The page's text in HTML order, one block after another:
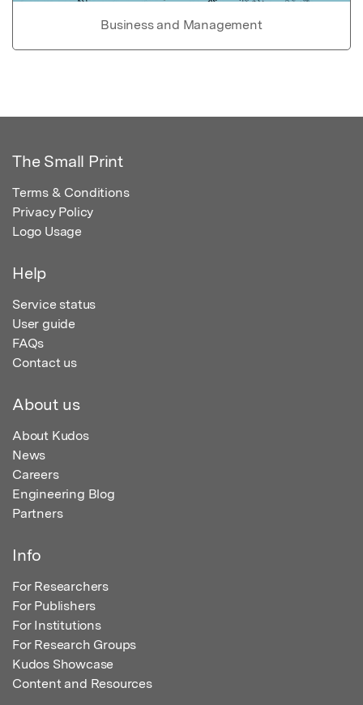
Business and Management
The Small Print
Terms & Conditions
Privacy Policy
Logo Usage
Help
Service status
User guide
FAQs
Contact us
About us
About Kudos
News
Careers
Engineering Blog
Partners
Info
For Researchers
For Publishers
For Institutions
For Research Groups
Kudos Showcase
Content and Resources